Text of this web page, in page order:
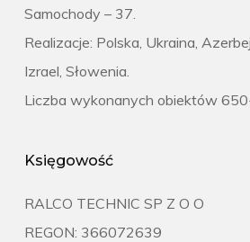
Samochody – 37.
Realizacje: Polska, Ukraina,
Izrael, Słowenia.
Liczba wykonanych obiektów
Księgowość
RALCO TECHNIC SP Z O O
REGON: 366072639